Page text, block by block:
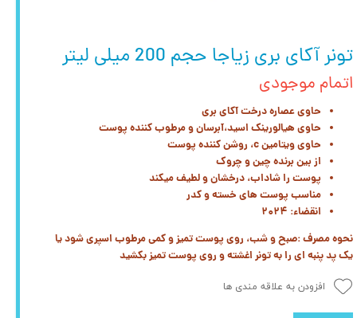
تونر آکای بری زیاجا حجم 200 میلی لیتر
اتمام موجودی
حاوی عصاره درخت آکای بری
حاوی هیالورینک اسید،آبرسان و مرطوب کننده پوست
حاوی ویتامین c، روشن کننده پوست
از بین برنده چین و چروک
پوست را شاداب، درخشان و لطیف میکند
مناسب پوست های خسته و کدر
انقضاء: ۲۰۲۴
نحوه مصرف :صبح و شب، روی پوست تمیز و کمی مرطوب اسپری شود یا
یکپد پنبه ای را به تونر اغشته و روی پوست تمیز بکشید
افزودن به علاقه مندی ها